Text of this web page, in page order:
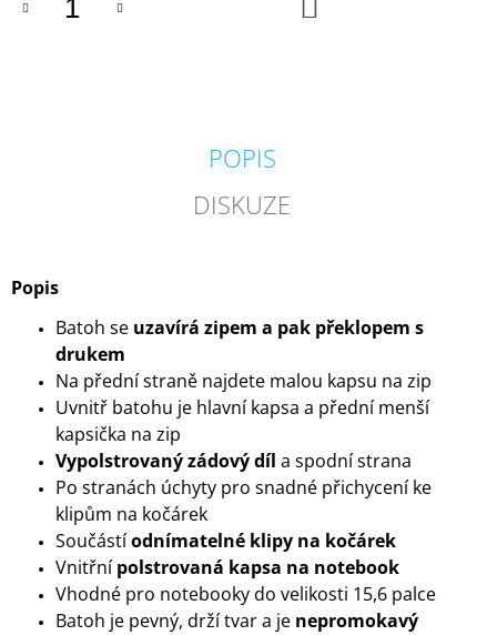
POPIS
DISKUZE
Popis
Batoh se uzavírá zipem a pak překlopem s
drukem
Na přední straně najdete malou kapsu na zip
Uvnitř batohu je hlavní kapsa a přední menší
kapsička na zip
Vypolstrovaný zádový díl a spodní strana
Po stranách úchyty pro snadné přichycení ke
klipům na kočárek
Součástíodnímatelné klipy na kočárek
Vnitřnípolstrovaná kapsa na notebook
Vhodné pro notebooky do velikosti 15,6 palce
Batoh je pevný, drží tvar a je nepromokavý